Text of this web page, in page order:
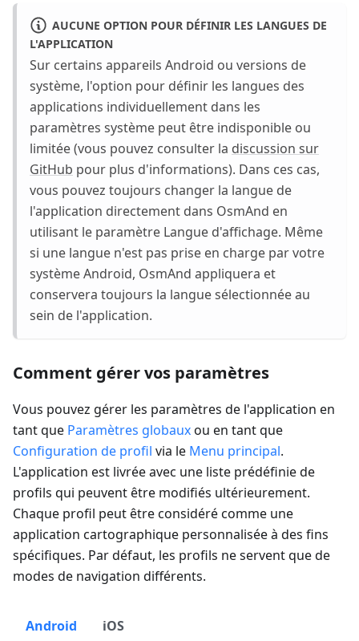
AUCUNE OPTION POUR DÉFINIR LES LANGUES DE
L'APPLICATION
Sur certains appareils Android ou versions de
système, l'option pour définir les langues des
applications individuellement dans les
paramètres système peut être indisponible ou
limitée (vous pouvez consulter la discussion sur
GitHub pour plus d'informations). Dans ces cas,
vous pouvez toujours changer la langue de
l'application directement dans OsmAnd en
utilisant le paramètre Langue d'affichage. Même
si une langue n'est pas prise en charge par votre
système Android, OsmAnd appliquera et
conservera toujours la langue sélectionnée au
sein de l'application.
Comment gérer vos paramètres
Vous pouvez gérer les paramètres de l'application en
tant que Paramètres globauxou en tant que
Configuration de profil via le Menu principal.
L'application est livrée avec une liste prédéfinie de
profils qui peuvent être modifiés ultérieurement.
Chaque profil peut être considéré comme une
application cartographique personnalisée à des fins
spécifiques. Par défaut, les profils ne servent que de
modes de navigation différents.
Android iOS